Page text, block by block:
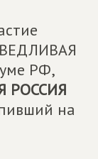
РФ,
РОССИЯ
на